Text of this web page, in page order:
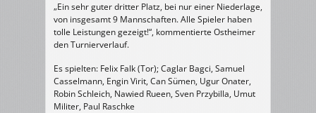
„Ein sehr guter dritter Platz, bei nur einer Niederlage,
von insgesamt 9 Mannschaften. Alle Spieler haben
tolle Leistungen gezeigt!“, kommentierte Ostheimer
den Turnierverlauf.
Es spielten: Felix Falk (Tor); Caglar Bagci, Samuel
Casselmann, Engin Virit, Can Sümen, Ugur Onater,
Robin Schleich, Nawied Rueen, Sven Przybilla, Umut
Militer, Paul Raschke